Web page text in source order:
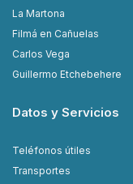
La Martona
Filmá en Cañuelas
Carlos Vega
Guillermo Etchebehere
Datos y Servicios
Teléfonos útiles
Transportes